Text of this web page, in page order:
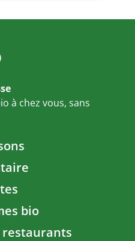
à chez vous, sans
bio
restaurants